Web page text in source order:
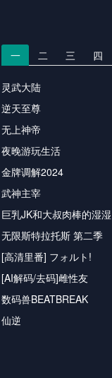
一 二 三 四
灵武大陆
逆天至尊
无上神帝
夜晚游玩生活
金牌调解2024
武神主宰
巨乳JK和大叔肉棒的湿湿
无限斯特拉托斯 第二季
[高清里番] フォルト!
[AI解码/去码]雌性友
数码兽BEATBREAK
仙逆